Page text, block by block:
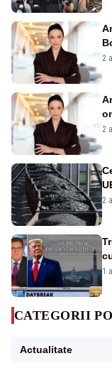
2
2
2
1
CATEGORII
Actualitate